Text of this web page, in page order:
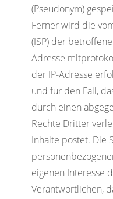
(Pseudonym)
Ferner wird die
(ISP) der
Adresse
der IP-Adresse
und für den Fall,
durch einen
Rechte Dritter
Inhalte postet. Die
eigenen Interesse
Verantwortlichen,